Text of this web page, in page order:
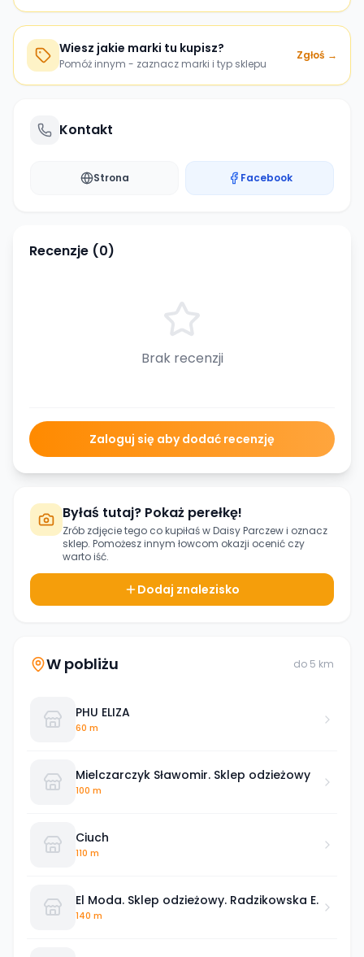
Wiesz jakie marki tu kupisz?
Pomóż innym - zaznacz marki i typ sklepu
Zgłoś →
Kontakt
Strona Facebook
Recenzje (0)
Brak recenzji
Zaloguj się aby dodać recenzję
Byłaś tutaj? Pokaż perełkę!
Zrób zdjęcie tego co kupiłaś wDaisy Parczewi oznacz
sklep. Pomożesz innym łowcom okazji ocenić czy
warto iść.
Dodaj znalezisko
W pobliżu do 5 km
PHU ELIZA
60 m
Mielczarczyk Sławomir. Sklep odzieżowy
100 m
Ciuch
110 m
El Moda. Sklep odzieżowy. Radzikowska E.
140 m